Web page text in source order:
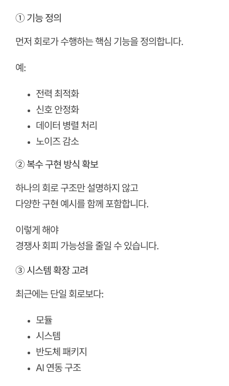
① 기능 정의
먼저 회로가 수행하는 핵심 기능을 정의합니다.
예:
전력 최적화
신호 안정화
데이터 병렬 처리
노이즈 감소
② 복수 구현 방식 확보
하나의 회로 구조만 설명하지 않고
다양한 구현 예시를 함께 포함합니다.
이렇게 해야
경쟁사 회피 가능성을 줄일 수 있습니다.
③ 시스템 확장 고려
최근에는 단일 회로보다:
모듈
시스템
반도체 패키지
AI 연동 구조